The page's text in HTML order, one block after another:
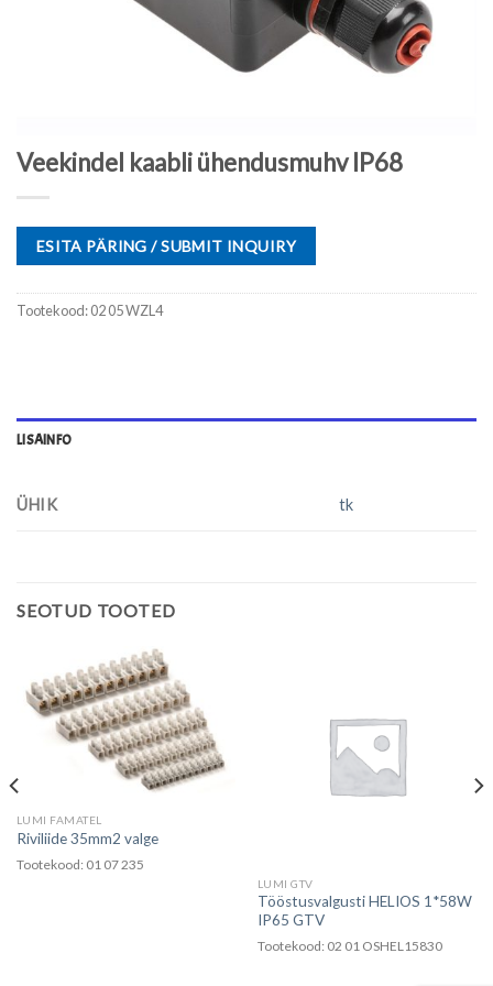
Veekindel kaabli ühendusmuhv IP68
ESITA PÄRING / SUBMIT INQUIRY
Tootekood:02 05 WZL4
LISAINFO
ÜHIK tk
SEOTUD TOOTED
LUMI FAMATEL
Riviliide 35mm2 valge
Tootekood: 01 07 235
LUMI GTV
Tööstusvalgusti HELIOS 1*58W
IP65 GTV
Tootekood: 02 01 OSHEL15830